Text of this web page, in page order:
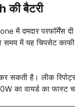
बैटरी
में दमदार परफॉर्मेंस
में यह चिपसेट
है। लीक
वायर्ड का फास्ट